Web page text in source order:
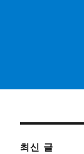
최신 글